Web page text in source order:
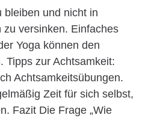
bleiben und nicht in
zu versinken. Einfaches
Yoga können den
Tipps zur Achtsamkeit:
Achtsamkeitsübungen.
Zeit für sich selbst,
Fazit Die Frage „Wie